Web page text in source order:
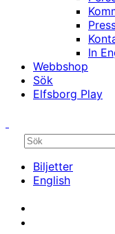
In
Webbshop
Sök
Elfsborg Play
Biljetter
English